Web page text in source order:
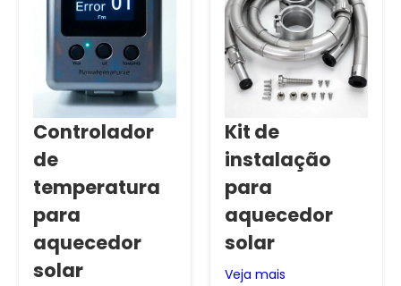
Controlador
de
temperatura
para
aquecedor
solar
Kit de
instalação
para
aquecedor
solar
Veja mais